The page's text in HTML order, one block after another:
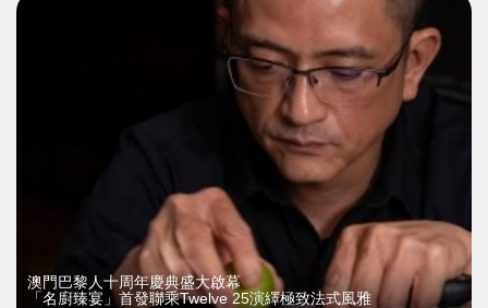
澳門巴黎人十周年慶典盛大啟幕
「名廚臻宴」首發聯乘Twelve 25演繹極致法式風雅